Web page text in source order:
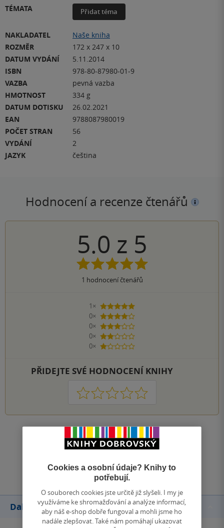
TÉMATA
Přidat téma
NAKLADATEL
Naše kniha
ROZMĚR
172 x 247 x 10
DATUM VYDÁNÍ
5.11.2014
ISBN
978-80-87980-01-9
VAZBA
pevná vazba
HMOTNOST
334 g
DATUM DOTISKU
26.02.2021
EAN
9788087980019
POČET STRAN
56
VYDÁNÍ
2
JAZYK
čeština
Hodnocení a recenze čtenářů
5.0 z 5
1 hodnocení čtenářů
1×
5 hvězdiček
0×
4 hvězdičky
0×
3 hvězdičky
0×
2 hvězdičky
0×
1 hvezdička
PŘIDEJTE SVÉ HODNOCENÍ KNIHY
1 2 3 4 5
Přidat hodnocení
Další knihy autora
Cookies a osobní údaje? Knihy to
potřebují.
O souborech cookies jste určitě již slyšeli. I my je
využíváme ke shromažďování a analýze informací,
aby náš e-shop dobře fungoval a mohli jsme ho
nadále zlepšovat. Také nám pomáhají ukazovat